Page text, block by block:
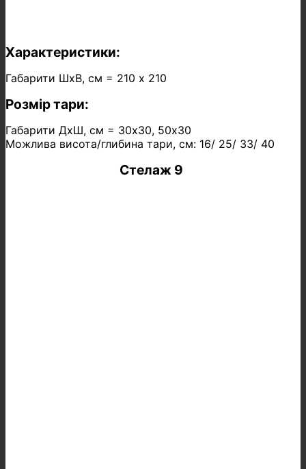
Характеристики:
Габарити ШхВ, см = 210 х 210
Розмір тари:
Габарити ДхШ, см = 30х30, 50х30
Можлива висота/глибина тари, см: 16/ 25/ 33/ 40
Стелаж 9